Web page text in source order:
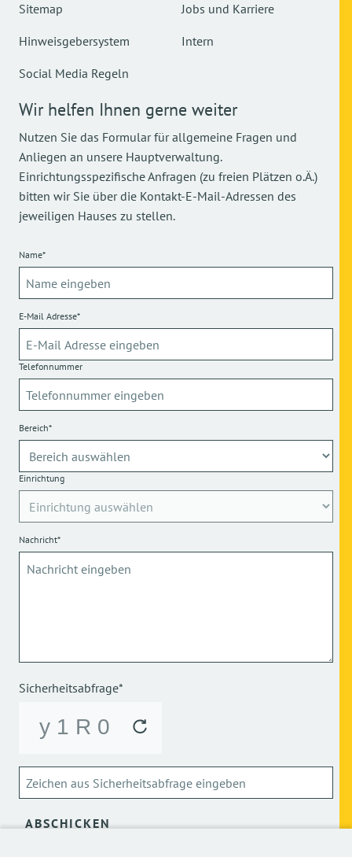
Sitemap
Hinweisgebersystem
Social Media Regeln
Jobs und Karriere
Intern
Wir helfen Ihnen gerne weiter
Nutzen Sie das Formular für allgemeine Fragen und
Anliegen an unsere Hauptverwaltung.
Einrichtungsspezifische Anfragen (zu freien Plätzen o.Ä.)
bitten wir Sie über die Kontakt-E-Mail-Adressen des
jeweiligen Hauses zu stellen.
Name*
E-Mail Adresse*
Telefonnummer
Bereich*
Einrichtung
Nachricht*
Sicherheitsabfrage*
ABSCHICKEN